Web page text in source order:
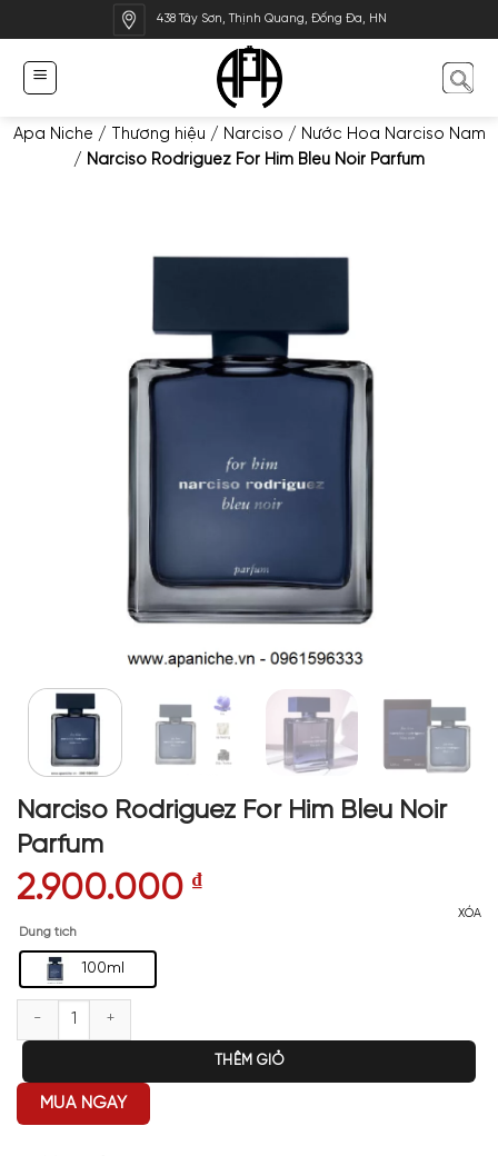
qua
dung
438 Tây Sơn, Thịnh Quang, Đống Đa, HN
Apa Niche / Thương hiệu / Narciso / Nước Hoa Narciso Nam
/ Narciso Rodriguez For Him Bleu Noir Parfum
Narciso Rodriguez For Him Bleu Noir
Parfum
2.900.000 ₫
Dung tích
100ml
XÓA
Narciso Rodriguez For Him Bleu Noir Parfum số lượng
THÊM GIỎ
MUA NGAY